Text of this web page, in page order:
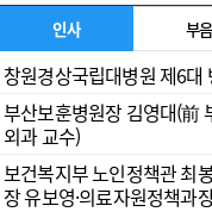
인사 부음
창원경상국립대병원 제6대
부산보훈병원장 김영대(前
외과 교수)
보건복지부 노인정책관 최
장 유보영·의료자원정책과